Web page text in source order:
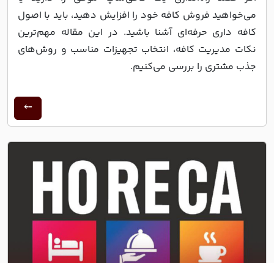
می‌خواهید فروش کافه خود را افزایش دهید، باید با اصول
کافه داری حرفه‌ای آشنا باشید. در این مقاله مهم‌ترین
نکات مدیریت کافه، انتخاب تجهیزات مناسب و روش‌های
جذب مشتری را بررسی می‌کنیم.